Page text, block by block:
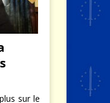
sur le